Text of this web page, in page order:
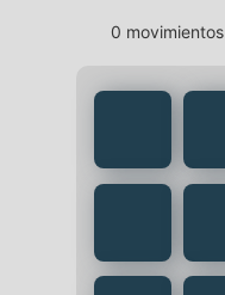
0 movimientos